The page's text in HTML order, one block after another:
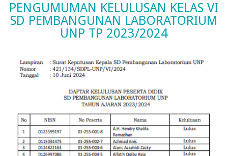
PENGUMUMAN KELULUSAN KELAS VI
SD PEMBANGUNAN LABORATORIUM
UNP TP 2023/2024